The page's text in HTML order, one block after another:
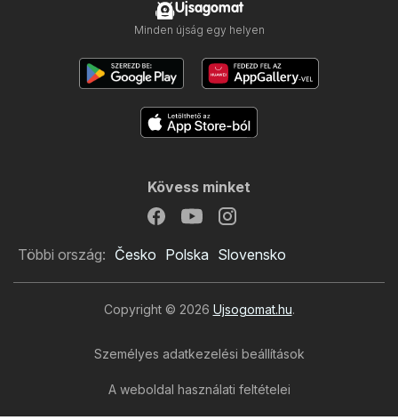
Ujsagomat
Minden újság egy helyen
Kövess minket
Többi ország: Česko Polska Slovensko
Copyright © 2026 Ujsogomat.hu.
Személyes adatkezelési beállítások
A weboldal használati feltételei